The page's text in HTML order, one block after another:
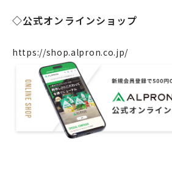
製造・工場
社会課題への取り
◇公式オンラインショップ
https://shop.alpron.co.jp/